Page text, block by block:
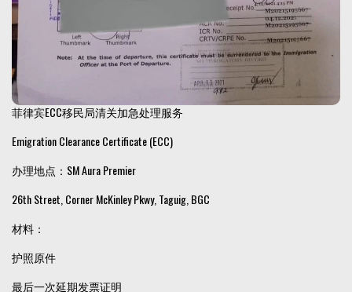
菲律宾ECC移民局清关加急处理服务
Emigration Clearance Certificate (ECC)
办理地点：SM Aura Premier
26th Street, Corner McKinley Pkwy, Taguig, BGC
材料：
护照原件
最后一次延期发票证明